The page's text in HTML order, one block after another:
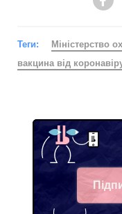
Теги: Міністерство
вакцина від